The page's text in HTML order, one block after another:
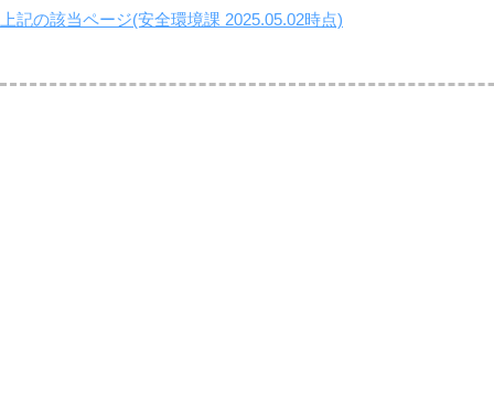
上記の該当ページ(安全環境課 2025.05.02時点)